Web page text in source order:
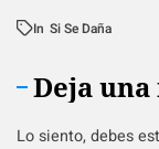
In Si Se Daña
Deja
Lo siento, debes